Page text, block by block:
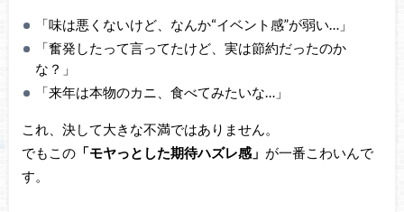
「味は悪くないけど、なんか“イベント感”が弱い…」
「奮発したって言ってたけど、実は節約だったのか
な？」
「来年は本物のカニ、食べてみたいな…」
これ、決して大きな不満ではありません。
でもこの「モヤっとした期待ハズレ感」 が一番こわいんで
す。